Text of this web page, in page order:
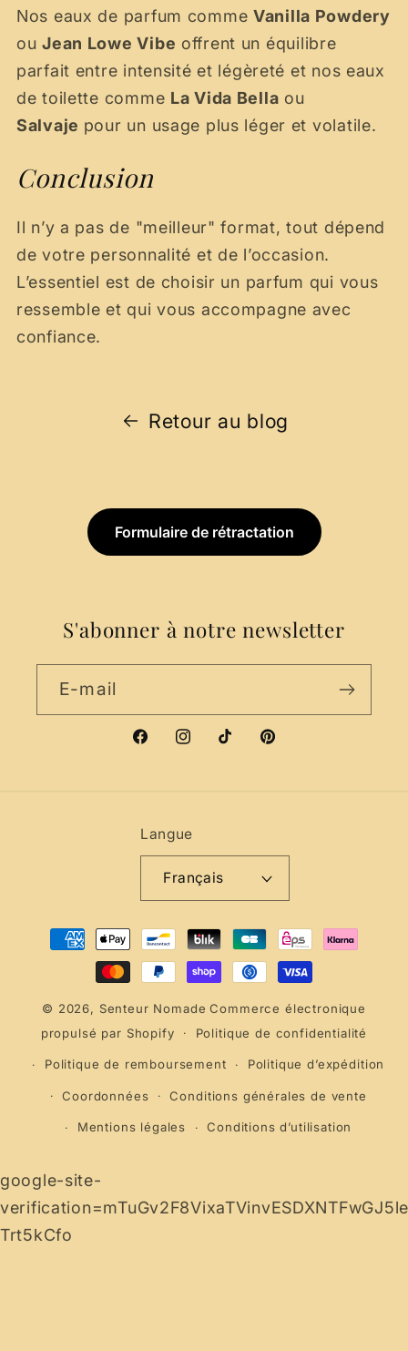
Nos eaux de parfum comme Vanilla Powdery
ouJean Lowe Vibe offrent un équilibre
parfait entre intensité et légèreté et nos eaux
de toilette comme La Vida Bella ou
Salvaje pour un usage plus léger et volatile.
Conclusion
Il n’y a pas de "meilleur" format, tout dépend
de votre personnalité et de l’occasion.
L’essentiel est de choisir un parfum qui vous
ressemble et qui vous accompagne avec
confiance.
Retour au blog
Formulaire de rétractation
S'abonner à notre newsletter
E-mail
FacebookInstagramTikTokPinterest
Langue
Français
Moyens
de
paiement
© 2026, Senteur Nomade Commerce électronique
propulsé par Shopify
Politique de confidentialité
Politique de remboursement Politique d’expédition
Coordonnées Conditions générales de vente
Mentions légales Conditions d’utilisation
google-site-
Trt5kCfo